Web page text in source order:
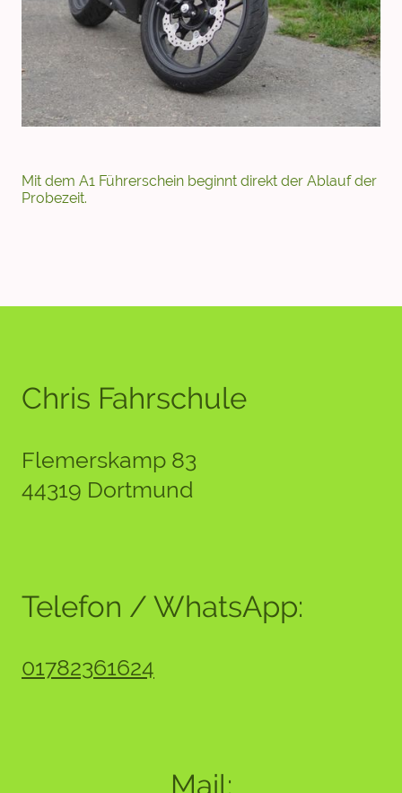
Mit dem A1 Führerschein beginnt direkt der Ablauf der
Probezeit.
Chris Fahrschule
Flemerskamp 83
44319 Dortmund
Telefon / WhatsApp:
01782361624
Mail: